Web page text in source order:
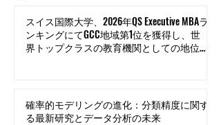
スイス国際大学、2026年QS Executive MBAラ
ンキングにてGCC地域第1位を獲得し、世
界トップクラスの教育機関としての地位を
確率的モデリングの進化：分類精度に関す
る最新研究とデータ分析の未来